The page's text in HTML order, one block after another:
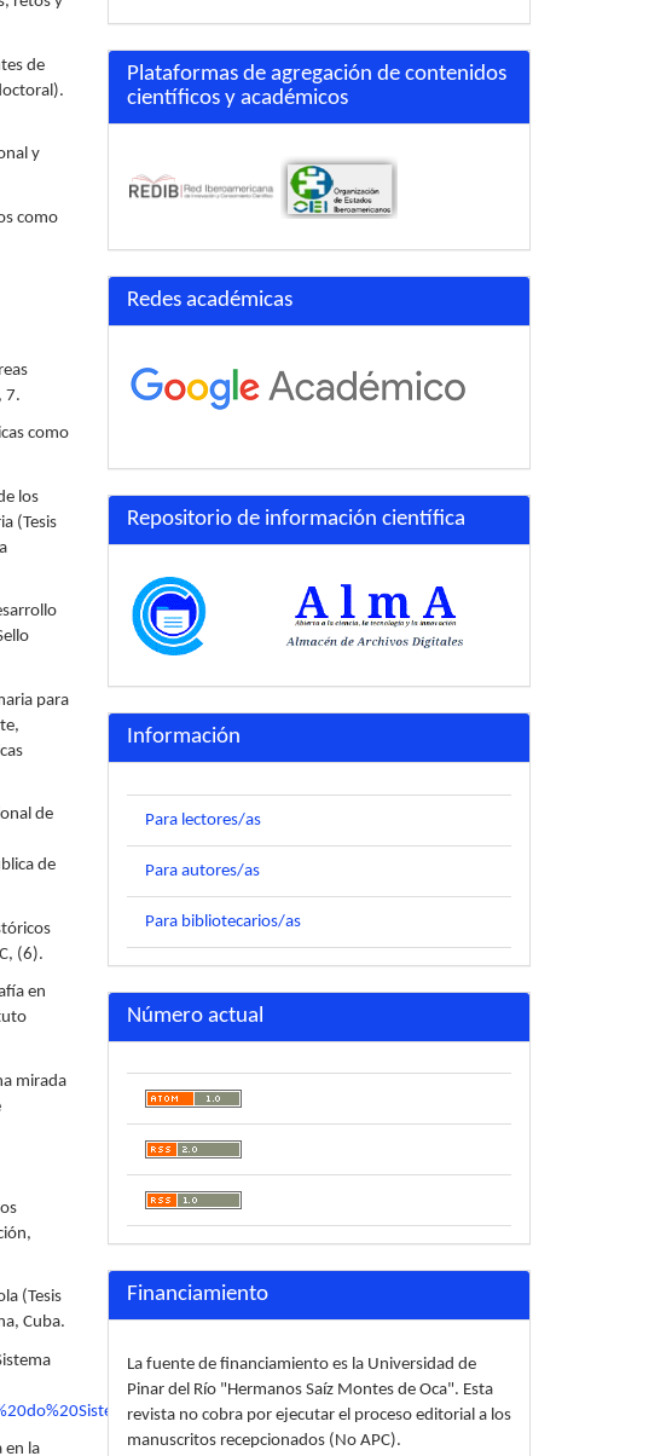
de
y
como
7.
como
los
(Tesis
para
de
de
(6).
en
mirada
(Tesis
Cuba.
en la
Plataformas de agregación de contenidos
científicos y académicos
Redes académicas
Repositorio de información científica
Información
Para lectores/as
Para autores/as
Para bibliotecarios/as
Número actual
Financiamiento
La fuente de financiamiento es la Universidad de
Pinar del Río "Hermanos Saíz Montes de Oca". Esta
revista no cobra por ejecutar el proceso editorial a los
manuscritos recepcionados (No APC).